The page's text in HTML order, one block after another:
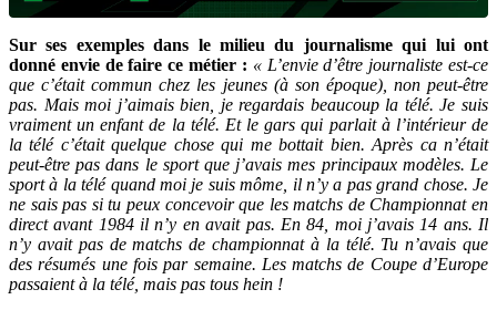
Sur ses exemples dans le milieu du journalisme qui lui ont
donné envie de faire ce métier : « L’envie d’être journaliste est-ce
que c’était commun chez les jeunes (à son époque), non peut-être
pas. Mais moi j’aimais bien, je regardais beaucoup la télé. Je suis
vraiment un enfant de la télé. Et le gars qui parlait à l’intérieur de
la télé c’était quelque chose qui me bottait bien. Après ca n’était
peut-être pas dans le sport que j’avais mes principaux modèles. Le
sport à la télé quand moi je suis môme, il n’y a pas grand chose. Je
ne sais pas si tu peux concevoir que les matchs de Championnat en
direct avant 1984 il n’y en avait pas. En 84, moi j’avais 14 ans. Il
n’y avait pas de matchs de championnat à la télé. Tu n’avais que
des résumés une fois par semaine. Les matchs de Coupe d’Europe
passaient à la télé, mais pas tous hein !